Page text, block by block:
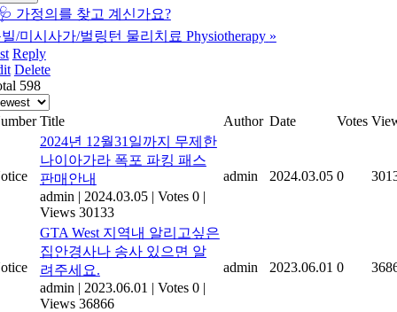
가정의를 찾고 계신가요?
/미시사가/벌링턴 물리치료 Physiotherapy »
Reply
Delete
598
Title Author Date Votes
2024년 12월31일까지 무제한
나이아가라 폭포 파킹 패스
판매안내
admin | 2024.03.05 | Votes 0 |
Views 30133
admin 2024.03.05 0
GTA West 지역내 알리고싶은
집안경사나 송사 있으면 알
려주세요.
admin | 2023.06.01 | Votes 0 |
Views 36866
admin 2023.06.01 0